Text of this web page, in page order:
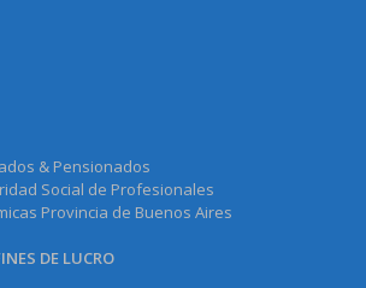
& Pensionados
Social de Profesionales
Provincia de Buenos Aires
DE LUCRO